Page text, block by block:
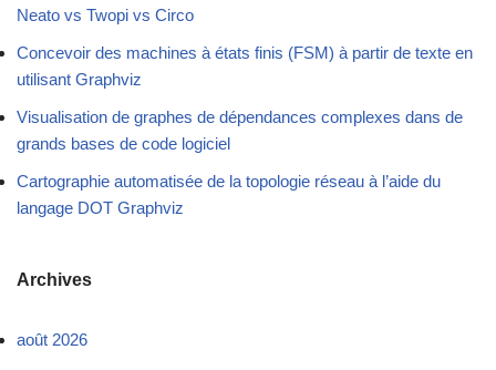
Neato vs Twopi vs Circo
Concevoir des machines à états finis (FSM) à partir de texte en
utilisant Graphviz
Visualisation de graphes de dépendances complexes dans de
grands bases de code logiciel
Cartographie automatisée de la topologie réseau à l’aide du
langage DOT Graphviz
Archives
août 2026